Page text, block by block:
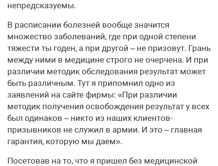
непредсказуемы.
В расписании болезней вообще значится
множество заболеваний, где при одной степени
тяжести ты годен, а при другой – не призовут. Грань
между ними в медицине строго не очерчена. И при
различии методик обследования результат может
быть различным. Тут я припомнил одно из
заявлений на сайте фирмы: «При различии
методик получения освобождения результат у всех
был одинаков – никто из наших клиентов-
призывников не служил в армии. И это – главная
гарантия, которую мы даем».
Посетовав на то, что я пришел без медицинской